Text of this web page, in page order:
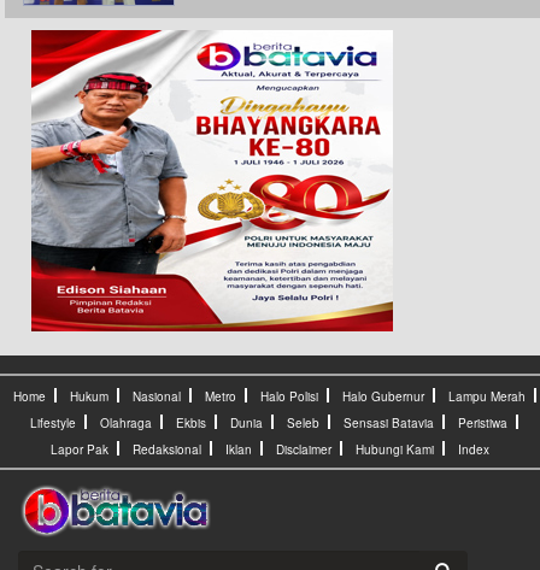
Home Hukum Nasional Metro Halo Polisi Halo Gubernur
Lampu Merah
Lifestyle
Olahraga Ekbis Dunia Seleb Sensasi Batavia
Peristiwa
Lapor Pak
Redaksional Iklan Disclaimer Hubungi Kami Index